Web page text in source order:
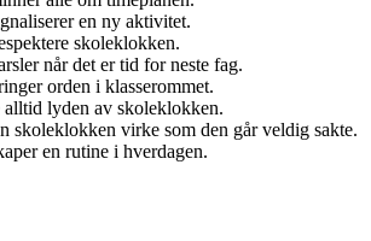
en ny aktivitet.
skoleklokken.
når det er tid for neste fag.
orden i klasserommet.
lyden av skoleklokken.
skoleklokken virke som den går veldig sakte.
en rutine i hverdagen.